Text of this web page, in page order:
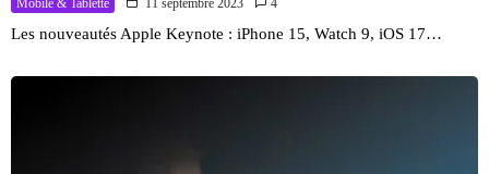
Mobile & Tablette 11 septembre 2023 4
Les nouveautés Apple Keynote : iPhone 15, Watch 9, iOS 17…